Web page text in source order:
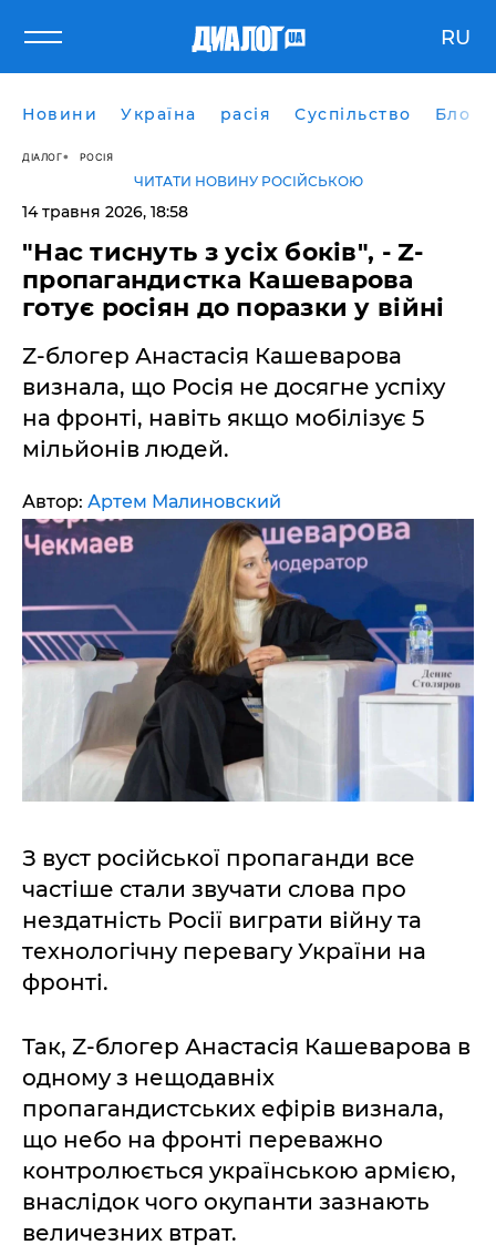
RU
Новини Україна расія Суспільство Блоги
ДІАЛОГ РОСІЯ
ЧИТАТИ НОВИНУ РОСІЙСЬКОЮ
14 травня 2026, 18:58
​"Нас тиснуть з усіх боків", - Z-
пропагандистка Кашеварова
готує росіян до поразки у війні
Z-блогер Анастасія Кашеварова
визнала, що Росія не досягне успіху
на фронті, навіть якщо мобілізує 5
мільйонів людей.
Автор: Артем Малиновский
З вуст російської пропаганди все
частіше стали звучати слова про
нездатність Росії виграти війну та
технологічну перевагу України на
фронті.
Так, Z-блогер Анастасія Кашеварова в
одному з нещодавніх
пропагандистських ефірів визнала,
що небо на фронті переважно
контролюється українською армією,
внаслідок чого окупанти зазнають
величезних втрат.